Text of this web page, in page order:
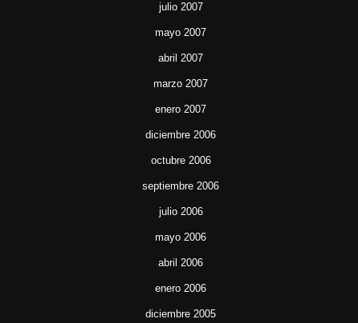
julio 2007
mayo 2007
abril 2007
marzo 2007
enero 2007
diciembre 2006
octubre 2006
septiembre 2006
julio 2006
mayo 2006
abril 2006
enero 2006
diciembre 2005